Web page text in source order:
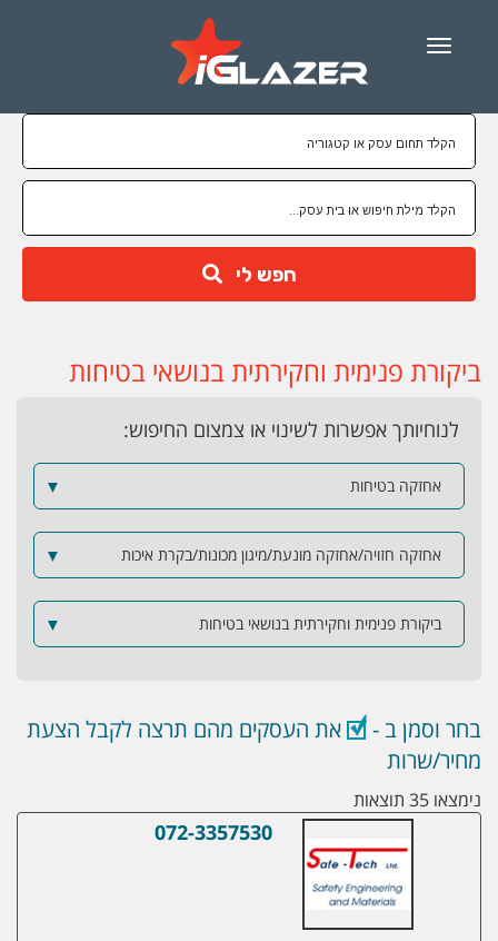
Menu
חפש לי
ביקורת פנימית וחקירתית בנושאי בטיחות
לנוחיותך אפשרות לשינוי או צמצום החיפוש:
אחזקה בטיחות ▼
אחזקה חזויה/אחזקה מונעת/מיגון מכונות/בקרת איכות ▼
ביקורת פנימית וחקירתית בנושאי בטיחות ▼
בחר וסמן ב -
את העסקים מהם תרצה לקבל הצעת
מחיר/שרות
נימצאו 35 תוצאות
סייף-טק בע"מ
072-3357530